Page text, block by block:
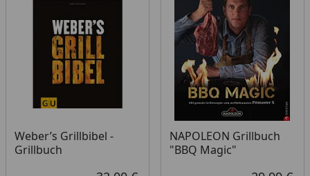
Weber’s Grillbibel -
Grillbuch
NAPOLEON Grillbuch
"BBQ Magic"